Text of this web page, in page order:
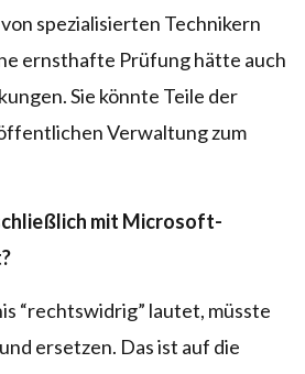
spezialisierten Technikern
ernsthafte Prüfung hätte auch
Sie könnte Teile der
Verwaltung zum
mit Microsoft-
“rechtswidrig” lautet, müsste
ersetzen. Das ist auf die